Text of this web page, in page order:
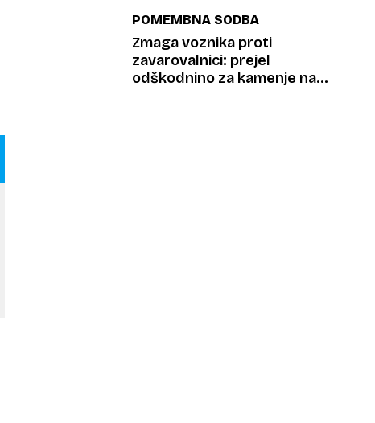
POMEMBNA SODBA
Zmaga voznika proti
zavarovalnici: prejel
odškodnino za kamenje na